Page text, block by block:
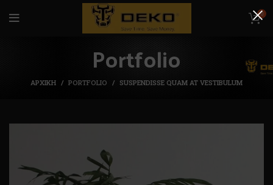
0
Portfolio
ΑΡΧΙΚΉ PORTFOLIO SUSPENDISSE QUAM AT VESTIBULUM